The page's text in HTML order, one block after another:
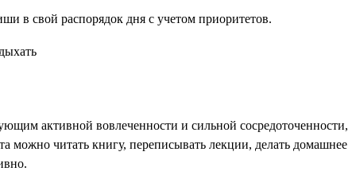
в свой распорядок дня с учетом приоритетов.
активной вовлеченности и сильной сосредоточенности,
можно читать книгу, переписывать лекции, делать домашнее